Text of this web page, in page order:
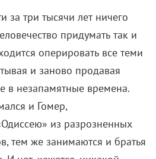
за «Одиссею», воплощает
всего мира,
кино. И это – огромная
, – считает Кристофер
трилогией «Темный
от фильма по любимой
о любимых героях,
и честной интерпретации.